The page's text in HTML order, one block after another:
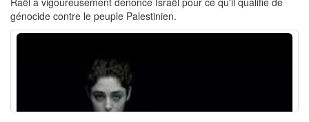
génocide contre le peuple Palestinien.